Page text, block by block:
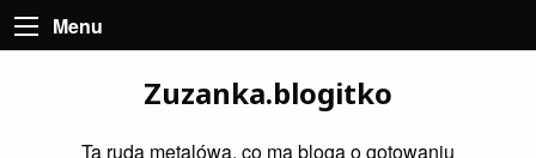
Menu
Zuzanka.blogitko
Ta ruda metalówa, co ma bloga o gotowaniu